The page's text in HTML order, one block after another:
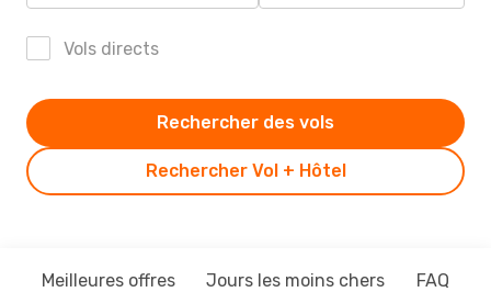
Vols directs
Rechercher Vol + Hôtel
Rechercher des vols
Meilleures offres Jours les moins chers FAQ